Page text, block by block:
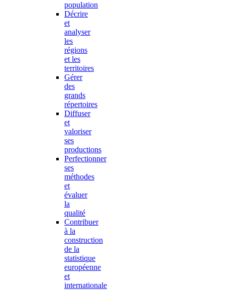
population
Décrire
et
analyser
les
régions
et les
territoires
Gérer
des
grands
répertoires
Diffuser
et
valoriser
ses
productions
Perfectionner
ses
méthodes
et
évaluer
la
qualité
Contribuer
à la
construction
de la
statistique
européenne
et
internationale